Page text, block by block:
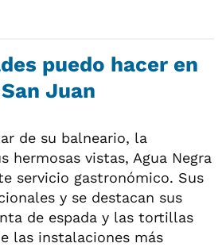
puedo hacer en
Juan
de su balneario, la
hermosas vistas, Agua Negra
servicio gastronómico. Sus
y se destacan sus
de espada y las tortillas
las instalaciones más